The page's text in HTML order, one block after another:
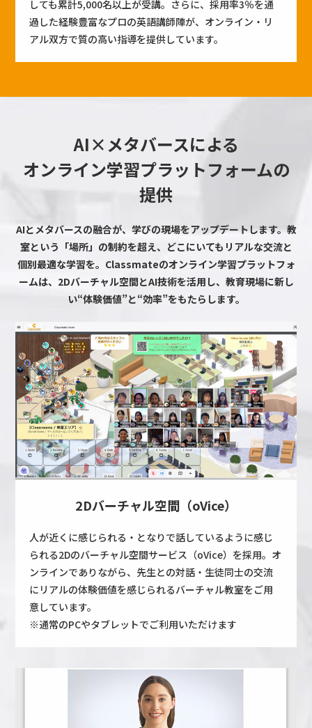
しても累計5,000名以上が受講。さらに、採用率3％を通
過した経験豊富なプロの英語講師陣が、オンライン・リ
アル双方で質の高い指導を提供しています。
AI×メタバースによる
オンライン学習プラットフォームの
提供
AIとメタバースの融合が、学びの現場をアップデートします。教
室という「場所」の制約を超え、どこにいてもリアルな交流と
個別最適な学習を。Classmateのオンライン学習プラットフォ
ームは、2Dバーチャル空間とAI技術を活用し、教育現場に新し
い“体験価値”と“効率”をもたらします。
2Dバーチャル空間（oVice）
人が近くに感じられる・となりで話しているように感じ
られる2Dのバーチャル空間サービス（oVice）を採用。オ
ンラインでありながら、先生との対話・生徒同士の交流
にリアルの体験価値を感じられるバーチャル教室をご用
意しています。
※通常のPCやタブレットでご利用いただけます